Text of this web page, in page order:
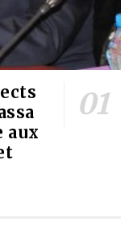
aux